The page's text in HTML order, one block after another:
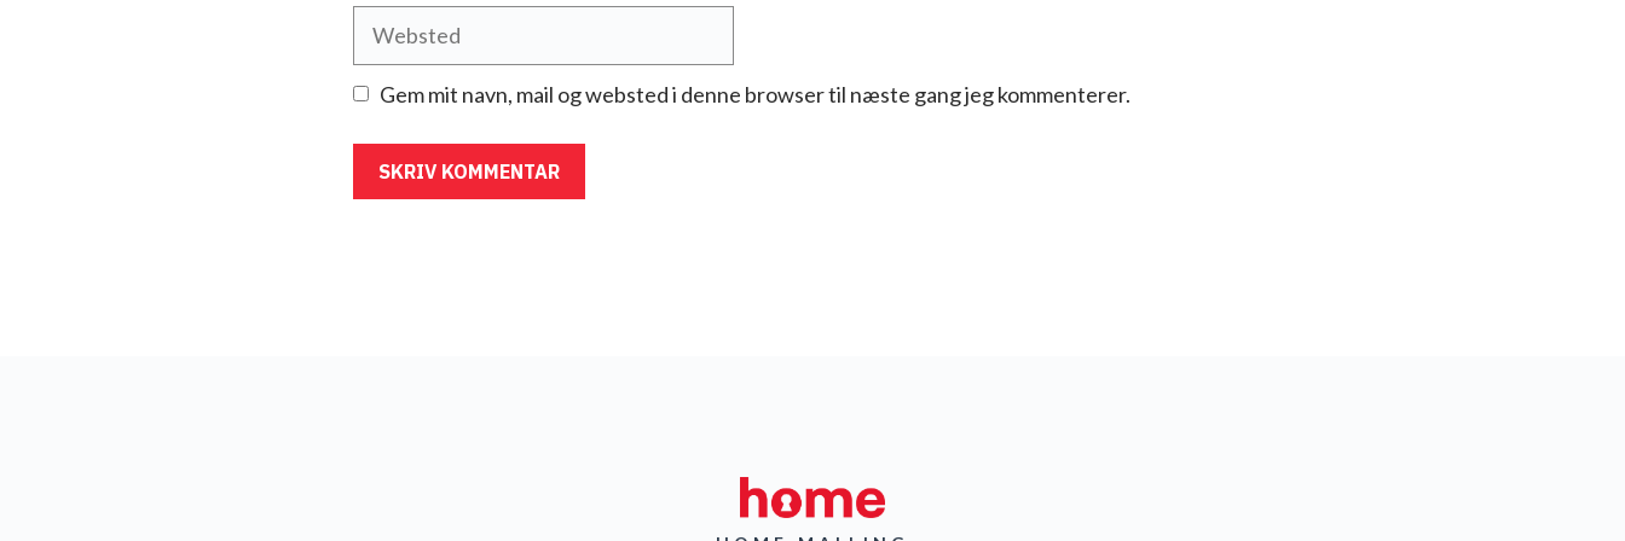
Websted
Gem mit navn, mail og websted i denne browser til næste gang jeg kommenterer.